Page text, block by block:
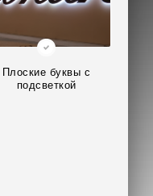
Плоские буквы с
подсветкой